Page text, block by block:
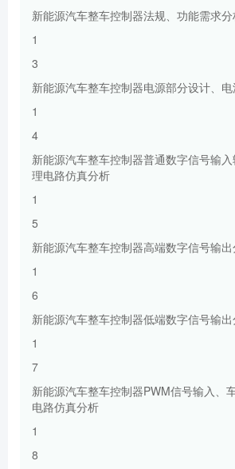
新能源汽车整车控制器法规、功能需求
1
3
新能源汽车整车控制器电源部分设计、
1
4
新能源汽车整车控制器普通数字信号输
理电路仿真分析
1
5
新能源汽车整车控制器高端数字信号输
1
6
新能源汽车整车控制器低端数字信号输
1
7
新能源汽车整车控制器PWM信号输入、
电路仿真分析
1
8